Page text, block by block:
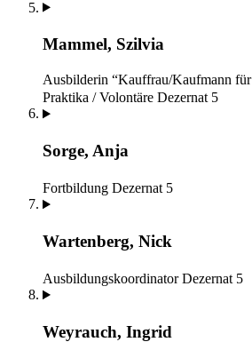
Mammel, Szilvia
Ausbilderin “Kauffrau/Kaufmann
Praktika / Volontäre Dezernat 5
Sorge, Anja
Fortbildung Dezernat 5
Wartenberg, Nick
Ausbildungskoordinator Dezernat 5
Weyrauch, Ingrid